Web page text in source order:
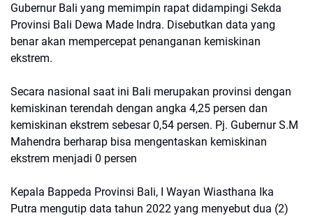
Gubernur Bali yang memimpin rapat didampingi Sekda
Provinsi Bali Dewa Made Indra. Disebutkan data yang
benar akan mempercepat penanganan kemiskinan
ekstrem.
Secara nasional saat ini Bali merupakan provinsi dengan
kemiskinan terendah dengan angka 4,25 persen dan
kemiskinan ekstrem sebesar 0,54 persen. Pj. Gubernur S.M
Mahendra berharap bisa mengentaskan kemiskinan
ekstrem menjadi 0 persen
Kepala Bappeda Provinsi Bali, I Wayan Wiasthana Ika
Putra mengutip data tahun 2022 yang menyebut dua (2)